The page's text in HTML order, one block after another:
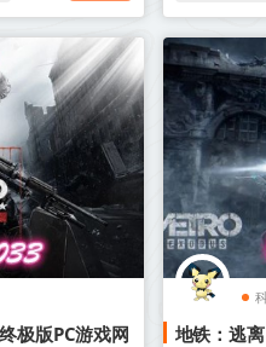
极版PC游戏网
地铁：逃